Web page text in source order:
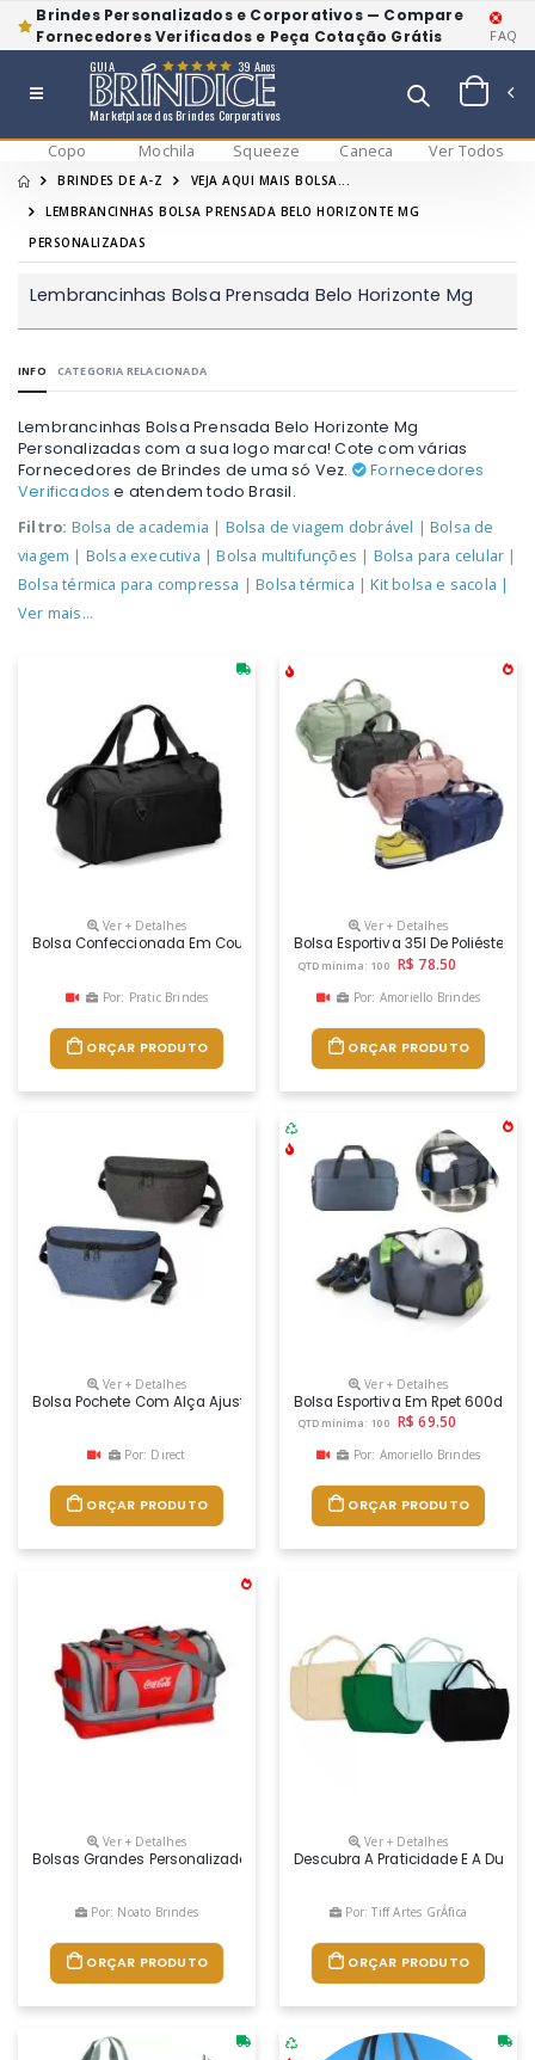
Brindes Personalizados e Corporativos — Compare
Fornecedores Verificados e Peça Cotação Grátis
FAQ
Marketplace dos Brindes Corporativos
GUIA 39 Anos
Copo Mochila Squeeze Caneca Ver Todos
BRINDES DE A-Z
VEJA AQUI MAIS BOLSA...
LEMBRANCINHAS BOLSA PRENSADA BELO HORIZONTE MG
PERSONALIZADAS
Lembrancinhas Bolsa Prensada Belo Horizonte Mg
INFO CATEGORIA RELACIONADA
Lembrancinhas Bolsa Prensada Belo Horizonte Mg
Personalizadas com a sua logo marca! Cote com várias
Fornecedores de Brindes de uma só Vez.
Fornecedores
Verificados e atendem todo Brasil.
Filtro: Bolsa de academia | Bolsa de viagem dobrável |Bolsa de
viagem | Bolsa executiva |Bolsa multifunções | Bolsa para celular |
Bolsa térmica para compressa |Bolsa térmica |Kit bolsa e sacola |
Ver mais...
Ver + Detalhes
Bolsa Confeccionada Em Couro Sintético Com Capacidade De Até 32
Por: Pratic Brindes
ORÇAR PRODUTO
Ver + Detalhes
Bolsa Esportiva 35l De Poliéster
QTD mínima: 100 R$ 78.50
Por: Amoriello Brindes
ORÇAR PRODUTO
Ver + Detalhes
Bolsa Pochete Com Alça Ajustável
Por: Direct
ORÇAR PRODUTO
Ver + Detalhes
Bolsa Esportiva Em Rpet 600d
QTD mínima: 100 R$ 69.50
Por: Amoriello Brindes
ORÇAR PRODUTO
Ver + Detalhes
Bolsas Grandes Personalizadas, Resistentes E Com Boa Área Para
Por: Noato Brindes
ORÇAR PRODUTO
Ver + Detalhes
Descubra A Praticidade E A
Por: Tiff Artes GrÁfica
ORÇAR PRODUTO